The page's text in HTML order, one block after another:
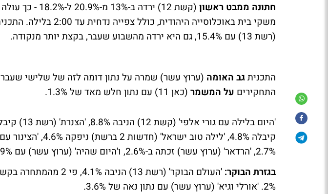
חתונה ממבט ראשון
(קשת 12) ירדה ב-
משקי בית באוכלוסייה היהודית, כולל צפייה נדחית עד 2:00 בלילה. התכנית גוברת בקלות על
(רשת 13) עם 15.4%, גם היא ירדה מהשבוע שעבר, בקצת יותר מנקודה.
התכניתגב האומה
התחקירים על המשמר (כאן 11) עם נתון חלש מאד של 1.3%.
קיבלה 4.8%, 'לילה טוב
2.7%, 'הרדאר' (ערוץ עשר) זכתה ב-2.6%, ו'היום שהיה' (ערוץ עשר) עם 2.9%.
בגזרת הבוקר:
2%. 'אורלי וגיא' (ערוץ עשר) עם נתון נאה של 3.6%.